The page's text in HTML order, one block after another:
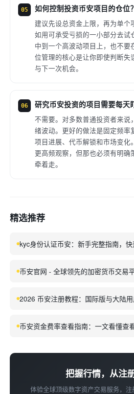
05 如何控制投资币安项目的仓位？
建议先设总资金上限，再为单个
如用可承受亏损的一小部分去试
中到一个高波动项目上，也不要
位管理的核心是让你即使判断失
与下一次机会。
06 研究币安投资的项目需要每天
不需要。对多数普通投资者来说
绪波动。更好的做法是固定频率
项目进展、代币解锁和市场变化
更高频观察，但那也必须有明确
牵着走。
精选推荐
kyc身份认证币安：新手完整指南，
币安官网 - 全球领先的加密货币交易
2026 币安注册教程：国际版与大陆
币安资金费率查看指南：一文看懂查
把握行情，从注
体验全球顶级数字资产交易服务，